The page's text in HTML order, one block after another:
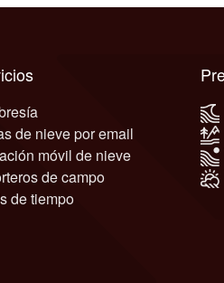
de nieve por email
móvil de nieve
de campo
de tiempo